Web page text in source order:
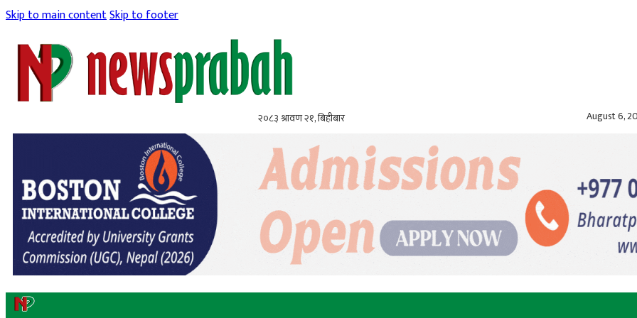
Skip to main contentSkip to footer
२०८३ श्रावण २१, बिहीबार August 6,